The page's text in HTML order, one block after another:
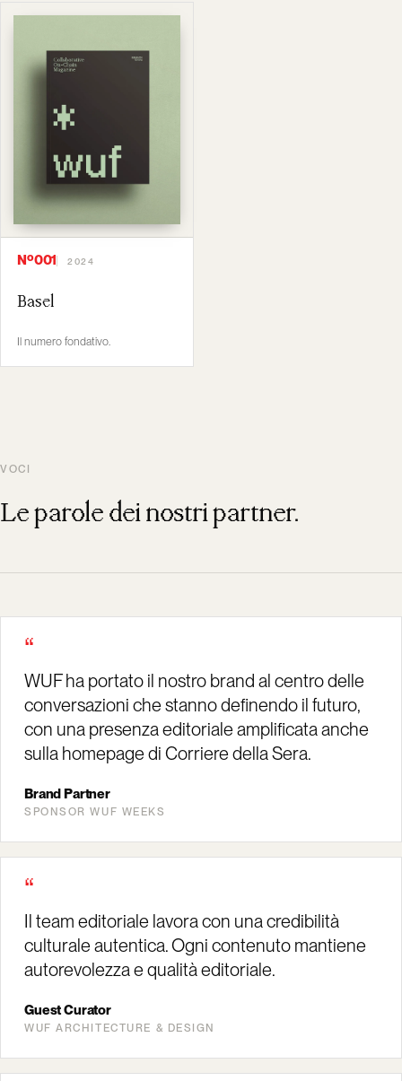
Nº001 2024
Basel
Il numero fondativo.
VOCI
Le parole dei nostri partner.
“
WUF ha portato il nostro brand al centro delle
conversazioni che stanno definendo il futuro,
con una presenza editoriale amplificata anche
sulla homepage di Corriere della Sera.
Brand Partner
SPONSOR WUF WEEKS
“
Il team editoriale lavora con una credibilità
culturale autentica. Ogni contenuto mantiene
autorevolezza e qualità editoriale.
Guest Curator
WUF ARCHITECTURE & DESIGN